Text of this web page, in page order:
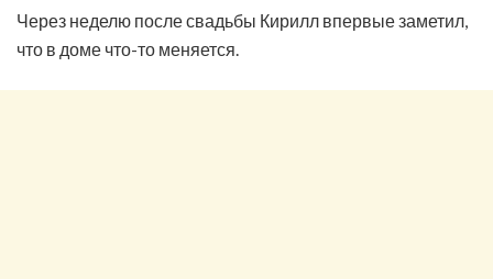
Через неделю после свадьбы Кирилл впервые заметил,
что в доме что-то меняется.